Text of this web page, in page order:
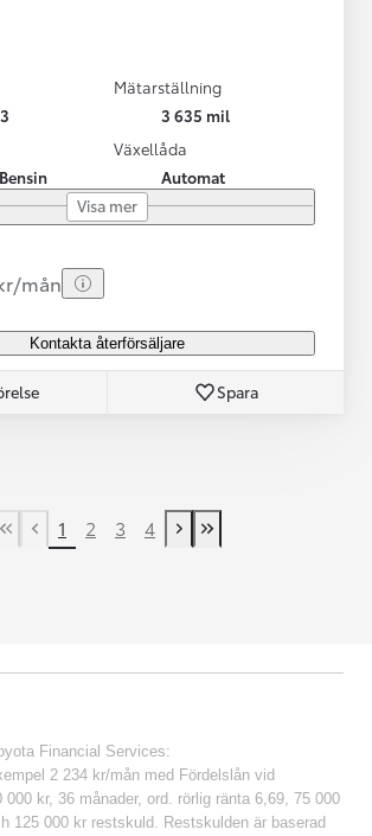
Mätarställning
3 635 mil
Växellåda
Automat
Visa mer
mån
Kontakta återförsäljare
Spara
First Page
Previous page
1 2 3 4
Next page
Last Page
Financial Services:
2 234 kr/mån med Fördelslån vid
kr, 36 månader, ord. rörlig ränta 6,69, 75 000
125 000 kr restskuld. Restskulden är baserad